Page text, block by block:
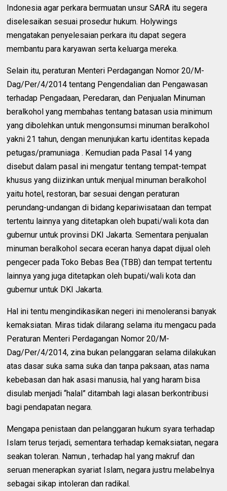
Indonesia agar perkara bermuatan unsur SARA itu segera
diselesaikan sesuai prosedur hukum. Holywings
mengatakan penyelesaian perkara itu dapat segera
membantu para karyawan serta keluarga mereka.
Selain itu, peraturan Menteri Perdagangan Nomor 20/M-
Dag/Per/4/2014 tentang Pengendalian dan Pengawasan
terhadap Pengadaan, Peredaran, dan Penjualan Minuman
beralkohol yang membahas tentang batasan usia minimum
yang dibolehkan untuk mengonsumsi minuman beralkohol
yakni 21 tahun, dengan menunjukan kartu identitas kepada
petugas/pramuniaga . Kemudian pada Pasal 14 yang
disebut dalam pasal ini mengatur tentang tempat-tempat
khusus yang diizinkan untuk menjual minuman beralkohol
yaitu hotel, restoran, bar sesuai dengan peraturan
perundang-undangan di bidang kepariwisataan dan tempat
tertentu lainnya yang ditetapkan oleh bupati/wali kota dan
gubernur untuk provinsi DKI Jakarta. Sementara penjualan
minuman beralkohol secara eceran hanya dapat dijual oleh
pengecer pada Toko Bebas Bea (TBB) dan tempat tertentu
lainnya yang juga ditetapkan oleh bupati/wali kota dan
gubernur untuk DKI Jakarta.
Hal ini tentu mengindikasikan negeri ini menoleransi banyak
kemaksiatan. Miras tidak dilarang selama itu mengacu pada
Peraturan Menteri Perdagangan Nomor 20/M-
Dag/Per/4/2014, zina bukan pelanggaran selama dilakukan
atas dasar suka sama suka dan tanpa paksaan, atas nama
kebebasan dan hak asasi manusia, hal yang haram bisa
disulab menjadi “halal” ditambah lagi alasan berkontribusi
bagi pendapatan negara.
Mengapa penistaan dan pelanggaran hukum syara terhadap
Islam terus terjadi, sementara terhadap kemaksiatan, negara
seakan toleran. Namun , terhadap hal yang makruf dan
seruan menerapkan syariat Islam, negara justru melabelnya
sebagai sikap intoleran dan radikal.